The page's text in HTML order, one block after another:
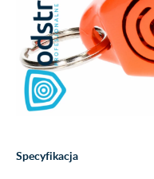
Specyfikacja